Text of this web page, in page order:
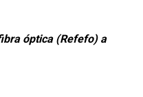
óptica (Refefo) a